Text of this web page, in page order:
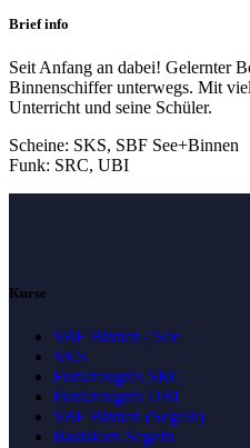
Brief info
Seit Anfang an dabei! Gelernter
Binnenschiffer unterwegs. Mit
Unterricht und seine Schüler.
Scheine: SKS, SBF See+Binnen
Funk: SRC, UBI
Kurse
SBF Binnen / See
SKS
Funkzeugnis SRC
Funkzeugnis UBI
SBF Binnen (Segeln)
Basiskurs Segeln